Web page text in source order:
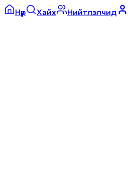
Нүүр Хайх Нийтлэлчид